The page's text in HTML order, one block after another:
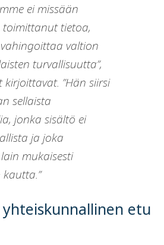
ei missään
toimittanut tietoa,
valtion
turvallisuutta”,
kirjoittavat. ”Hän siirsi
sellaista
jonka sisältö ei
ja joka
mukaisesti
etu